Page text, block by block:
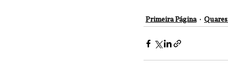
Primeira Página